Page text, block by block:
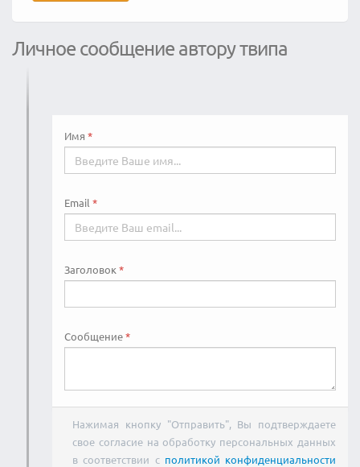
Личное сообщение автору твипа
Имя
Email
Заголовок
Сообщение
Нажимая кнопку "Отправить", Вы подтверждаете
свое согласие на обработку персональных данных
в соответствии с политикой конфиденциальности